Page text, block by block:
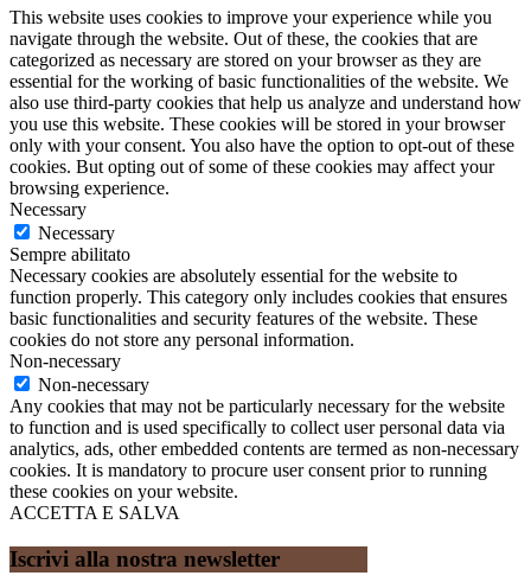
This website uses cookies to improve your experience while you
navigate through the website. Out of these, the cookies that are
categorized as necessary are stored on your browser as they are
essential for the working of basic functionalities of the website. We
also use third-party cookies that help us analyze and understand how
you use this website. These cookies will be stored in your browser
only with your consent. You also have the option to opt-out of these
cookies. But opting out of some of these cookies may affect your
browsing experience.
Necessary
Necessary
Sempre abilitato
Necessary cookies are absolutely essential for the website to
function properly. This category only includes cookies that ensures
basic functionalities and security features of the website. These
cookies do not store any personal information.
Non-necessary
Non-necessary
Any cookies that may not be particularly necessary for the website
to function and is used specifically to collect user personal data via
analytics, ads, other embedded contents are termed as non-necessary
cookies. It is mandatory to procure user consent prior to running
these cookies on your website.
ACCETTA E SALVA
Iscrivi alla nostra newsletter